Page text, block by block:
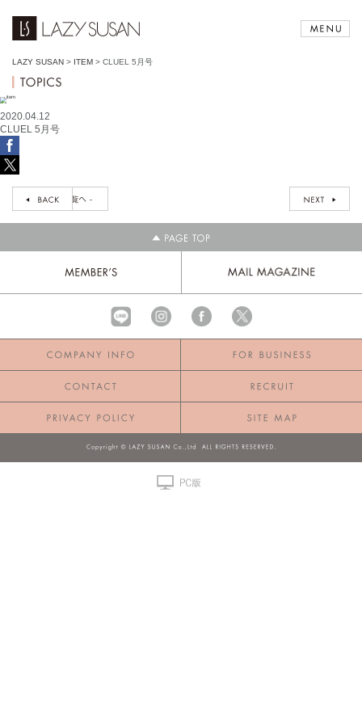
LAZY SUSAN > ITEM > CLUEL 5月号
2020.04.12
CLUEL 5月号